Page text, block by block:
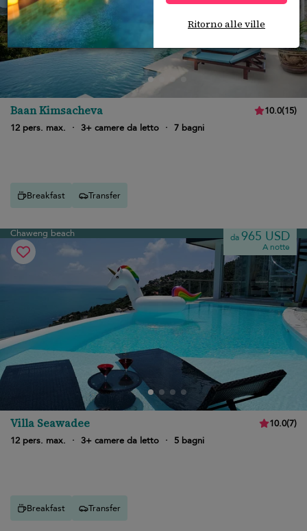
Baan Kimsacheva 10.0(15)
12 pers. max.
· 3+ camere da letto · 7 bagni
Breakfast Transfer
Chaweng beach da 965 USD
A notte
Villa Seawadee 10.0(7)
12 pers. max.
· 3+ camere da letto · 5 bagni
Breakfast Transfer
Ritorno alle ville